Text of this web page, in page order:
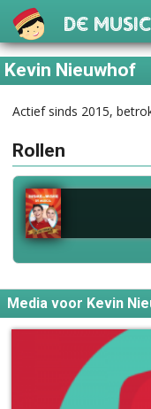
De
Kevin Nieuwhof
Actief sinds 2015,
Rollen
Media voor Kevin